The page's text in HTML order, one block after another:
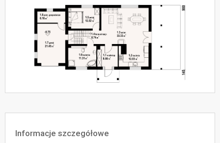
Informacje szczegółowe